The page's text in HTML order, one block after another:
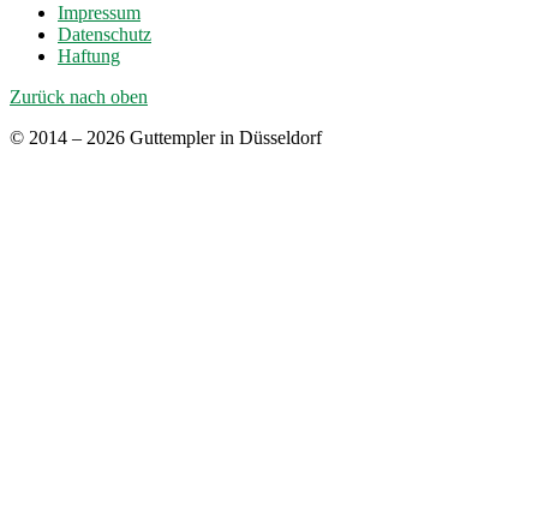
Impressum
Datenschutz
Haftung
Zurück nach oben
© 2014 – 2026 Guttempler in Düsseldorf